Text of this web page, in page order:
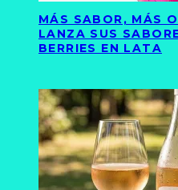
MÁS SABOR, MÁS
LANZA SUS
BERRIES EN LATA